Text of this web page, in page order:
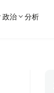
政治 分析